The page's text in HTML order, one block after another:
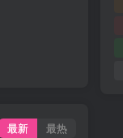
最新 最热